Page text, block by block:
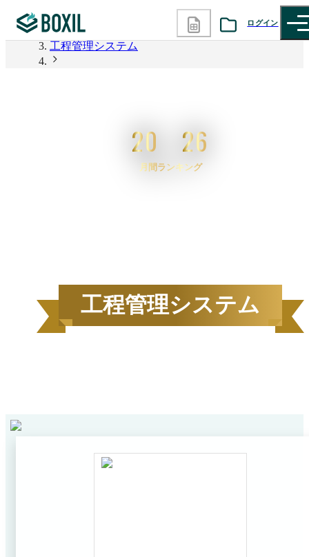
ログイン
BOXILの使い方ガイド 情報掲載をご希望の方へ
BOXIL
工程管理システム
20 26
月間ランキング
工程管理システム